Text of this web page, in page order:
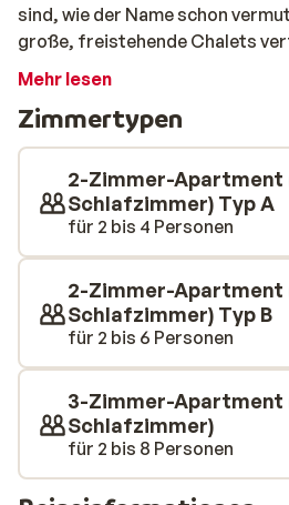
sind, wie der Name schon
große, freistehende Chalets
jeden Komfort eines Apartments
Zentrum können Sie leicht zu Fuß
Apartments sind schön
fantastische Aussicht über die
Umgebung, in der sich die
können Sie sich in La Joue du
Geschäften und Restaurants
Mehr lesen
Zimmertypen
2-Zimmer-Apartment
Schlafzimmer) Typ A
für 2 bis 4 Personen
2-Zimmer-Apartment
Schlafzimmer) Typ B
für 2 bis 6 Personen
3-Zimmer-Apartment
Schlafzimmer)
für 2 bis 8 Personen